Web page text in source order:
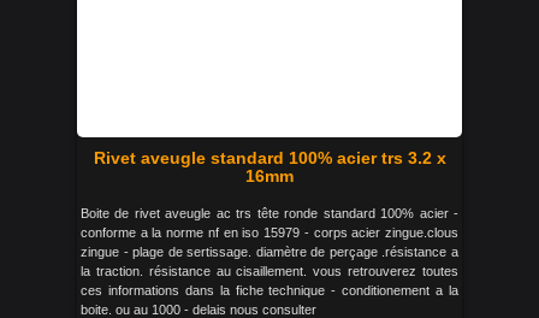
Rivet aveugle standard 100% acier trs 3.2 x
16mm
Boite de rivet aveugle ac trs tête ronde standard 100% acier -
conforme a la norme nf en iso 15979 - corps acier zingue.clous
zingue - plage de sertissage. diamètre de perçage .résistance a
la traction. résistance au cisaillement. vous retrouverez toutes
ces informations dans la fiche technique - conditionement a la
boite. ou au 1000 - delais nous consulter